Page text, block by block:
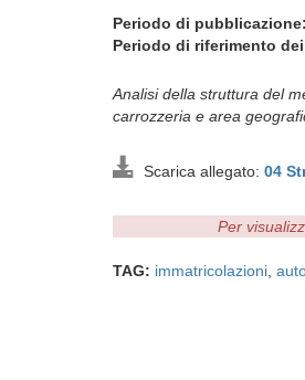
Periodo di pubblicazione:
Periodo di riferimento
Analisi della struttura del
carrozzeria e area
Scarica allegato: 04
Per
TAG: immatricolazioni